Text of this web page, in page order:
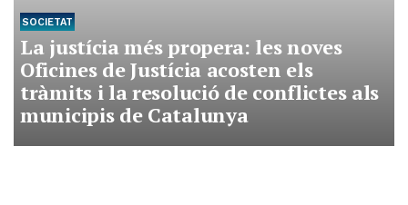
SOCIETAT
La justícia més propera: les noves
Oficines de Justícia acosten els
tràmits i la resolució de conflictes als
municipis de Catalunya